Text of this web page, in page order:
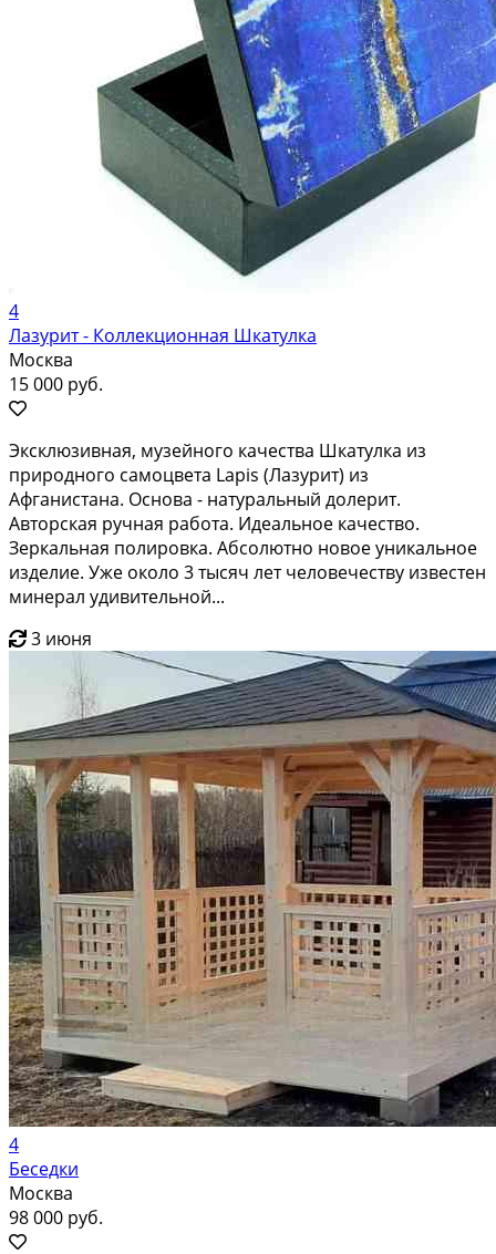
4
Лазурит - Коллекционная Шкатулка
Москва
15 000 руб.
Эксклюзивная, музейного качества Шкатулка из
природного самоцвета Lapis (Лазурит) из
Афганистана. Основа - натуральный долерит.
Авторская ручная работа. Идеальное качество.
Зеркальная полировка. Абсолютно новое уникальное
изделие. Уже около 3 тысяч лет человечеству известен
минерал удивительной...
3 июня
4
Беседки
Москва
98 000 руб.